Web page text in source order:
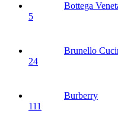
Bottega
5
Brunello
24
Burberry
111